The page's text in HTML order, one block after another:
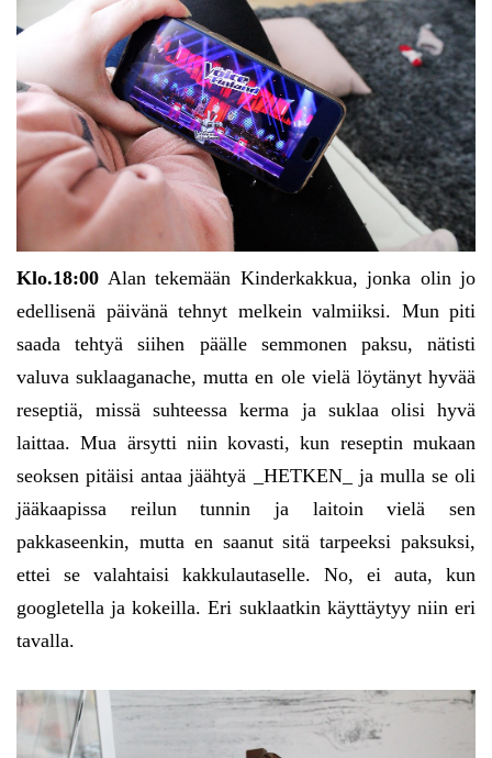
Klo.18:00 Alan tekemään Kinderkakkua, jonka olin jo
edellisenä päivänä tehnyt melkein valmiiksi. Mun piti
saada tehtyä siihen päälle semmonen paksu, nätisti
valuva suklaaganache, mutta en ole vielä löytänyt hyvää
reseptiä, missä suhteessa kerma ja suklaa olisi hyvä
laittaa. Mua ärsytti niin kovasti, kun reseptin mukaan
seoksen pitäisi antaa jäähtyä _HETKEN_ ja mulla se oli
jääkaapissa reilun tunnin ja laitoin vielä sen
pakkaseenkin, mutta en saanut sitä tarpeeksi paksuksi,
ettei se valahtaisi kakkulautaselle. No, ei auta, kun
googletella ja kokeilla. Eri suklaatkin käyttäytyy niin eri
tavalla.